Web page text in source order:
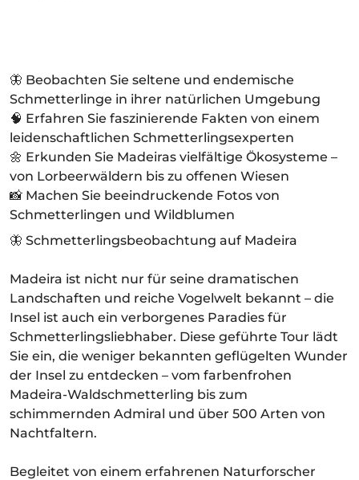
🦋 Beobachten Sie seltene und endemische
Schmetterlinge in ihrer natürlichen Umgebung
🧠 Erfahren Sie faszinierende Fakten von einem
leidenschaftlichen Schmetterlingsexperten
🌼 Erkunden Sie Madeiras vielfältige Ökosysteme –
von Lorbeerwäldern bis zu offenen Wiesen
📸 Machen Sie beeindruckende Fotos von
Schmetterlingen und Wildblumen
🦋 Schmetterlingsbeobachtung auf Madeira
Madeira ist nicht nur für seine dramatischen
Landschaften und reiche Vogelwelt bekannt – die
Insel ist auch ein verborgenes Paradies für
Schmetterlingsliebhaber. Diese geführte Tour lädt
Sie ein, die weniger bekannten geflügelten Wunder
der Insel zu entdecken – vom farbenfrohen
Madeira-Waldschmetterling bis zum
schimmernden Admiral und über 500 Arten von
Nachtfaltern.
Begleitet von einem erfahrenen Naturforscher